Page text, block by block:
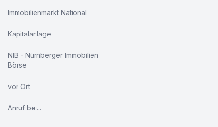
Immobilienmarkt National
Kapitalanlage
NIB - Nürnberger Immobilien
Börse
vor Ort
Anruf bei...